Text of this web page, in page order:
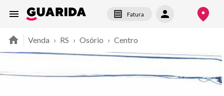
Fatura
Venda › RS › Osório › Centro